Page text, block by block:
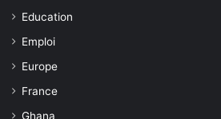
Education
Emploi
Europe
France
Ghana